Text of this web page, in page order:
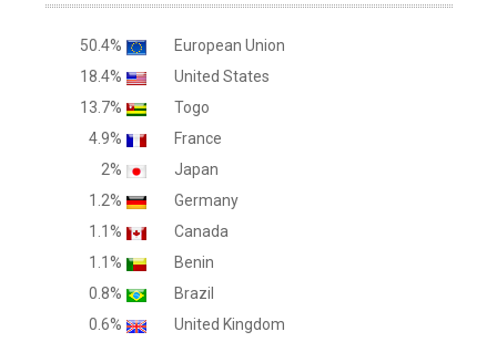
50.4%
European Union
18.4%
United States
13.7%
Togo
4.9%
France
2%
Japan
1.2%
Germany
1.1%
Canada
1.1%
Benin
0.8%
Brazil
0.6%
United Kingdom